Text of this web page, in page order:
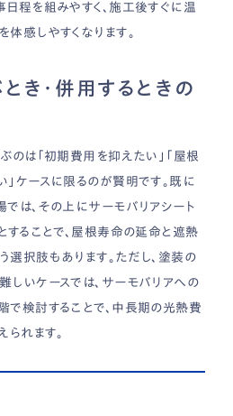
程を組みやすく、施工後すぐに温
感しやすくなります。
き・併用するときの
のは「初期費用を抑えたい」「屋根
ケースに限るのが賢明です。既に
は、その上にサーモバリアシート
することで、屋根寿命の延命と遮熱
択肢もあります。ただし、塗装の
いケースでは、サーモバリアへの
検討することで、中長期の光熱費
られます。